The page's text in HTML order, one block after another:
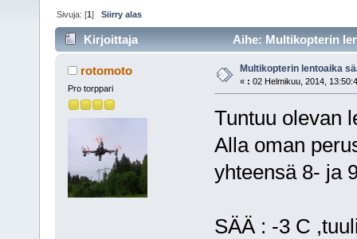
Sivuja: [1]Siirry alas
Kirjoittaja Aihe: Multikopterin
rotomoto
Pro torppari
Multikopterin lentoaika
« : 02 Helmikuu, 2014,
Tuntuu olevan
Alla oman
yhteensä 8- ja
SÄÄ : -3 C